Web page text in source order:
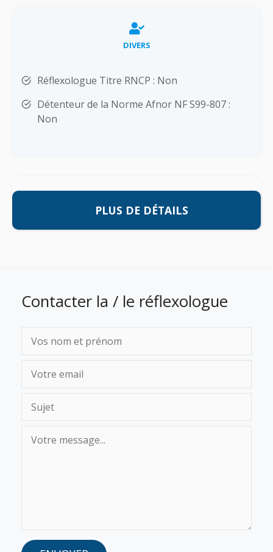
DIVERS
Réflexologue Titre RNCP : Non
Détenteur de la Norme Afnor NF S99-807 :
Non
PLUS DE DÉTAILS
Contacter la / le réflexologue